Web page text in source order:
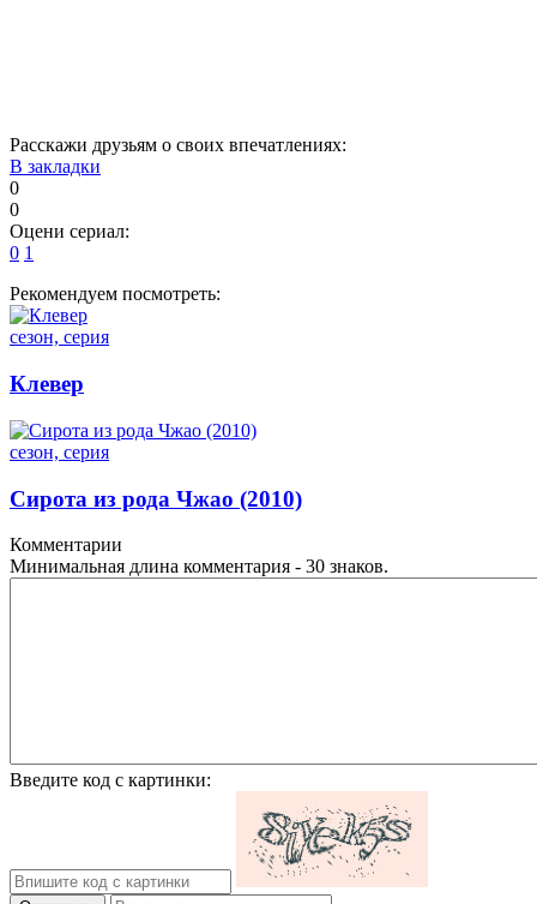
Расскажи друзьям о своих впечатлениях:
В закладки
0
0
Оцени сериал:
0 1
Рекомендуем посмотреть:
сезон, серия
Клевер
сезон, серия
Сирота из рода Чжао (2010)
Комментарии
Минимальная длина комментария - 30 знаков.
Введите код с картинки: